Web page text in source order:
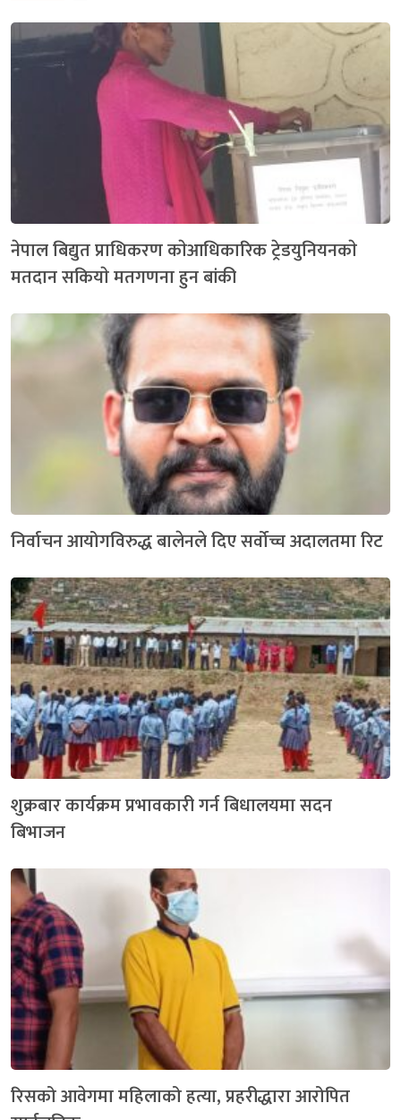
नेपाल बिद्युत प्राधिकरण काेआधिकारिक ट्रेडयुनियनकाे
मतदान सकियाे मतगणना हुन बांकी
निर्वाचन आयोगविरुद्ध बालेनले दिए सर्वोच्च अदालतमा रिट
शुक्रबार कार्यक्रम प्रभावकारी गर्न बिधालयमा सदन
बिभाजन
रिसको आवेगमा महिलाको हत्या, प्रहरीद्धारा आरोपित